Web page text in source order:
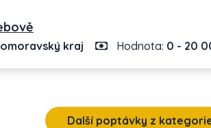
kraj Hodnota: 0 - 20
Další poptávky z